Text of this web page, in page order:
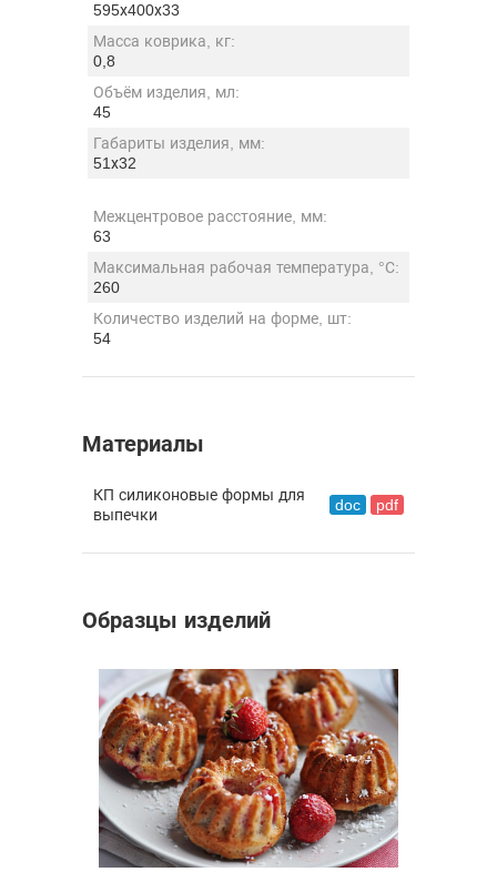
595х400х33
Масса коврика, кг:
0,8
Объём изделия, мл:
45
Габариты изделия, мм:
51х32
Межцентровое расстояние, мм:
63
Максимальная рабочая температура, °С:
260
Количество изделий на форме, шт:
54
Материалы
КП силиконовые формы для
выпечки
doc pdf
Образцы изделий